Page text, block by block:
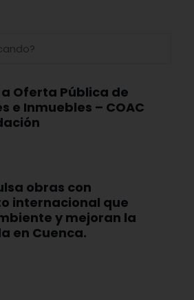
Oferta Pública de
e Inmuebles – COAC
obras con
internacional que
y mejoran la
en Cuenca.